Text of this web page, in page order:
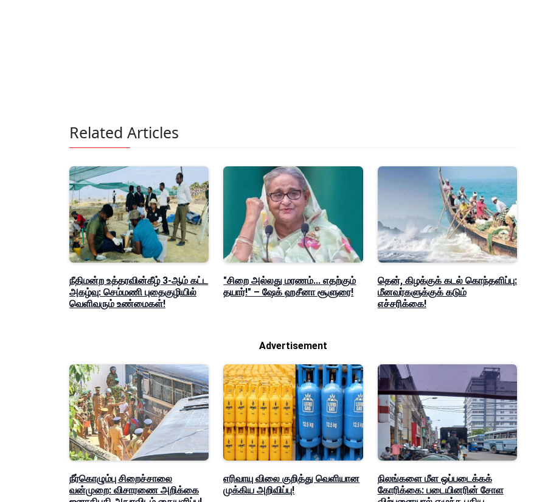
Related Articles
நீதிமன்ற உத்தரவின்கீழ் 3-ஆம் கட்ட
அகழ்வு: செம்மணி புதைகுழியில்
வெளிவரும் உண்மைகள்!
"சிறை அல்லது மரணம்... எதற்கும்
தயார்!" – ஷேக் ஹசீனா சூளுரை!
தென், கிழக்குக் கடல் கொந்தளிப்பு:
மீனவர்களுக்குக் கடும்
எச்சரிக்கை!
Advertisement
நீர்கொழும்பு சிறைச்சாலை
வன்முறை: விசாரணை அறிக்கை
எரிவாயு விலை குறித்து வெளியான
முக்கிய அறிவிப்பு!
நிலங்களை மீள ஒப்படைக்கக்
கோரிக்கை: படையினரின் சோள